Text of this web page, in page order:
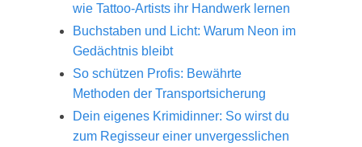
wie Tattoo-Artists ihr Handwerk lernen
Buchstaben und Licht: Warum Neon im
Gedächtnis bleibt
So schützen Profis: Bewährte
Methoden der Transportsicherung
Dein eigenes Krimidinner: So wirst du
zum Regisseur einer unvergesslichen